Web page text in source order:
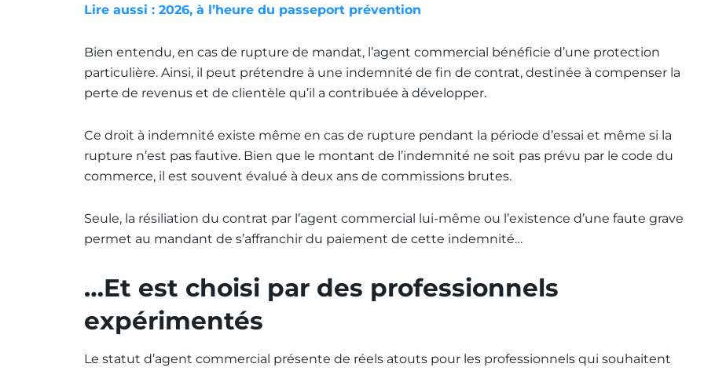
Lire aussi : 2026, à l’heure du passeport prévention
Bien entendu, en cas de rupture de mandat, l’agent commercial bénéficie d’une protection
particulière. Ainsi, il peut prétendre à une indemnité de fin de contrat, destinée à compenser la
perte de revenus et de clientèle qu’il a contribuée à développer.
Ce droit à indemnité existe même en cas de rupture pendant la période d’essai et même si la
rupture n’est pas fautive. Bien que le montant de l’indemnité ne soit pas prévu par le code du
commerce, il est souvent évalué à deux ans de commissions brutes.
Seule, la résiliation du contrat par l’agent commercial lui-même ou l’existence d’une faute grave
permet au mandant de s’affranchir du paiement de cette indemnité…
…Et est choisi par des professionnels
expérimentés
Le statut d’agent commercial présente de réels atouts pour les professionnels qui souhaitent